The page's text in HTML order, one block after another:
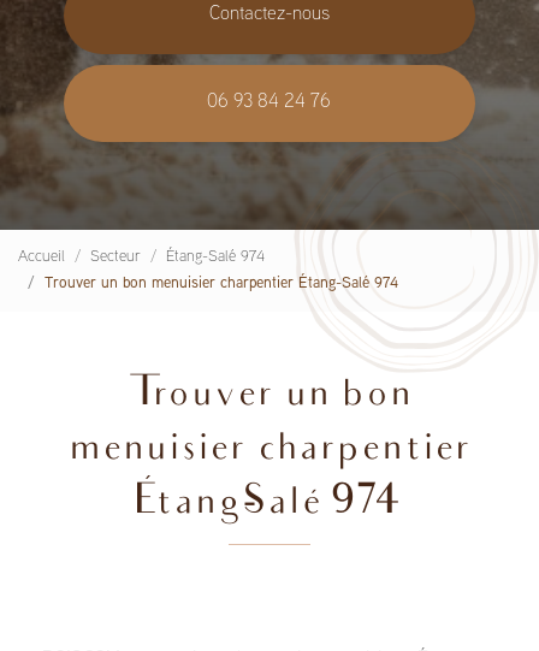
Contactez-nous
06 93 84 24 76
Accueil Secteur
Étang-Salé 974
Trouver un bon menuisier charpentier Étang-Salé 974
Trouver un bon
menuisier charpentier
Étang-Salé 974